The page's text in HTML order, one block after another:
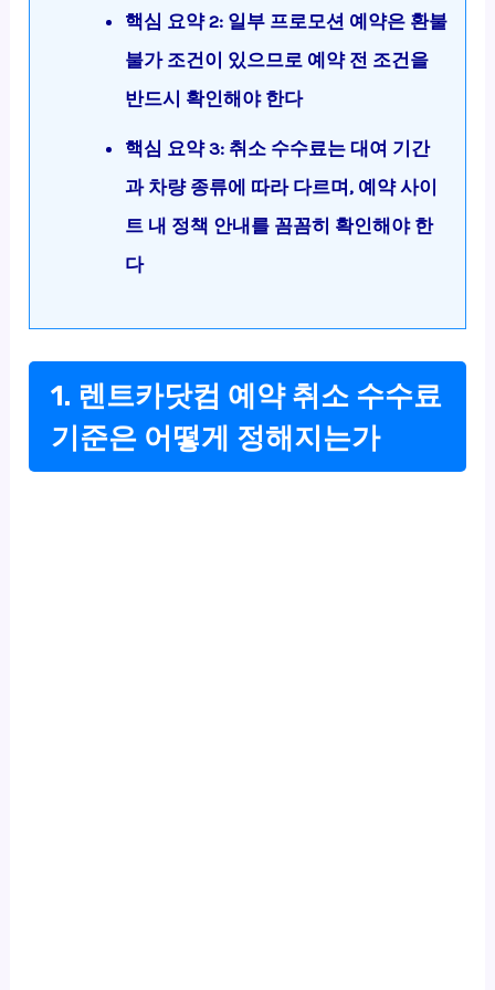
핵심 요약 2: 일부 프로모션 예약은 환불
불가 조건이 있으므로 예약 전 조건을
반드시 확인해야 한다
핵심 요약 3: 취소 수수료는 대여 기간
과 차량 종류에 따라 다르며, 예약 사이
트 내 정책 안내를 꼼꼼히 확인해야 한
다
1. 렌트카닷컴 예약 취소 수수료
기준은 어떻게 정해지는가